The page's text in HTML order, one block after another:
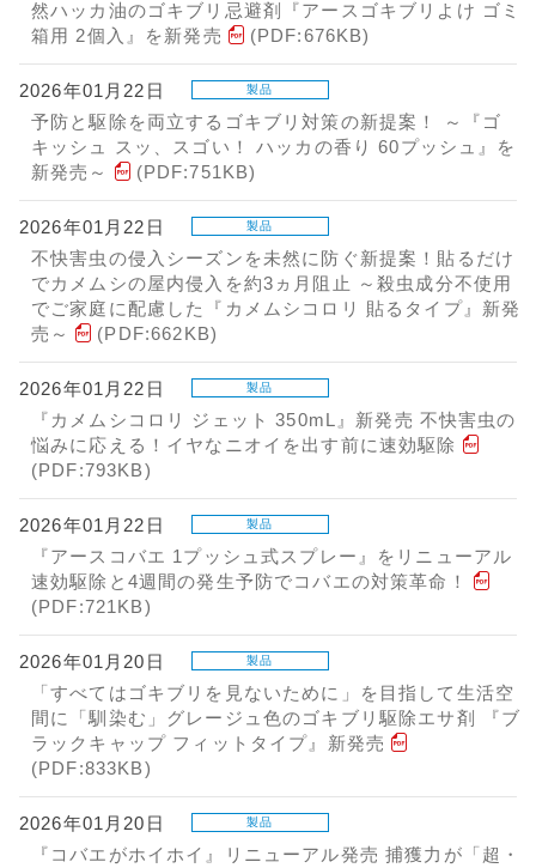
然ハッカ油のゴキブリ忌避剤『アースゴキブリよけ ゴミ
箱用 2個入』を新発売
(PDF:676KB)
2026年01月22日 製品
予防と駆除を両立するゴキブリ対策の新提案！ ～『ゴ
キッシュ スッ、スゴい！ ハッカの香り 60プッシュ』を
新発売～
(PDF:751KB)
2026年01月22日 製品
不快害虫の侵入シーズンを未然に防ぐ新提案！貼るだけ
でカメムシの屋内侵入を約3ヵ月阻止 ～殺虫成分不使用
でご家庭に配慮した『カメムシコロリ 貼るタイプ』新発
売～
(PDF:662KB)
2026年01月22日 製品
『カメムシコロリ ジェット 350mL』新発売 不快害虫の
悩みに応える！イヤなニオイを出す前に速効駆除
(PDF:793KB)
2026年01月22日 製品
『アースコバエ 1プッシュ式スプレー』をリニューアル
速効駆除と4週間の発生予防でコバエの対策革命！
(PDF:721KB)
2026年01月20日 製品
「すべてはゴキブリを見ないために」を目指して生活空
間に「馴染む」グレージュ色のゴキブリ駆除エサ剤 『ブ
ラックキャップ フィットタイプ』新発売
(PDF:833KB)
2026年01月20日 製品
『コバエがホイホイ』リニューアル発売 捕獲力が「超・